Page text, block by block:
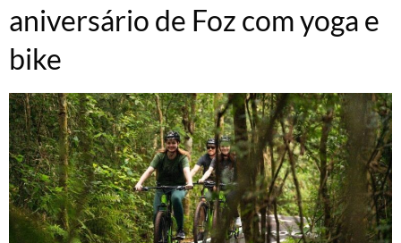
aniversário de Foz com yoga e
bike